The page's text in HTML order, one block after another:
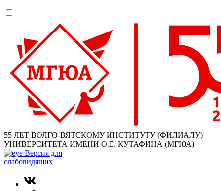
55 ЛЕТ ВОЛГО-ВЯТСКОМУ ИНСТИТУТУ (ФИЛИАЛУ)
УНИВЕРСИТЕТА ИМЕНИ О.Е. КУТАФИНА (МГЮА)
Версия для
слабовидящих